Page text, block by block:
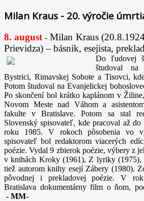
Milan Kraus - 20. výročie
8. august -Milan Kraus
Prievidza) – básnik, esejista,
Do ľudovej
študoval na
Bystrici, Rimavskej Sobote a Tisovci,
Potom študoval na Evanjelickej
Po skončení bol krátko kaplánom v
Novom Meste nad Váhom a
fakulte v Bratislave. Potom sa stal
Slovenský spisovateľ, kde pracoval až
roku 1985. V rokoch pôsobenia vo
spisovateľ bol redaktorom viacerých
poézie. Vydal 9 zbierok poézie, výbery z
v knihách Kroky (1961), Z lyriky (1975),
tiež autorom knihy esejí Zábery (1980).
pôvodnej i prekladovej poézie. V
Bratislava dokumentárny film o ňom,
- MM-